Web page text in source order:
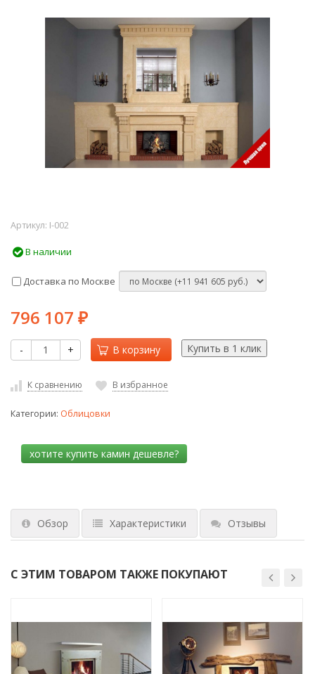
Артикул: I-002
В наличии
Доставка по Москве
796 107 ₽
- + В корзину
К сравнению В избранное
Категории: Облицовки
Обзор Характеристики Отзывы
С ЭТИМ ТОВАРОМ ТАКЖЕ ПОКУПАЮТ